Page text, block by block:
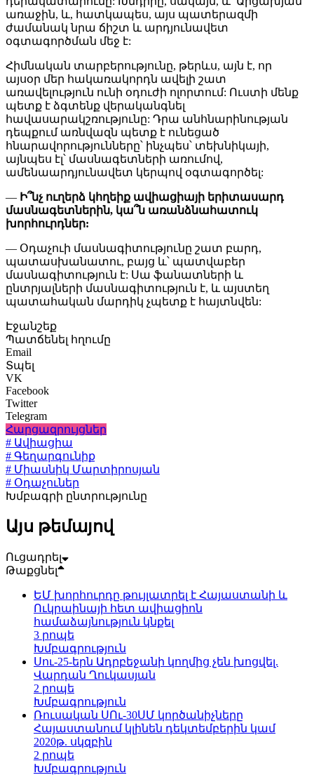
առաջին, և, հատկապես, այս պատերազմի
ժամանակ նրա ճիշտ և արդյունավետ
օգտագործման մեջ է:
Հիմնական տարբերությունը, թերևս, այն է, որ
այսօր մեր հակառակորդն ավելի շատ
առավելություն ունի օդուժի ոլորտում: Ուստի մենք
պետք է ձգտենք վերականգնել
հավասարակշռությունը: Դրա անհնարինության
դեպքում առնվազն պետք է ունեցած
հնարավորությունները՝ ինչպես՝ տեխնիկայի,
այնպես էլ՝ մասնագետների առումով,
ամենաարդյունավետ կերպով օգտագործել:
— Ի՞նչ ուղերձ կհղեիք ավիացիայի երիտասարդ
մասնագետներին, կա՞ն առանձնահատուկ
խորհուրդներ:
— Օդաչուի մասնագիտությունը շատ բարդ,
պատասխանատու, բայց և՝ պատվաբեր
մասնագիտություն է: Սա ֆանատների և
ընտրյալների մասնագիտություն է, և այստեղ
պատահական մարդիկ չպետք է հայտնվեն:
Էջանշեք
Պատճենել հղումը
Email
Տպել
VK
Facebook
Twitter
Telegram
Հարցազրույցներ
# Ավիացիա
# Գեղարգունիք
# Միասնիկ Մարտիրոսյան
# Օդաչուներ
Խմբագրի ընտրությունը
Այս թեմայով
Ուցադրել
Թաքցնել
ԵՄ խորհուրդը թույլատրել է Հայաստանի և
Ուկրաինայի հետ ավիացիոն
համաձայնություն կնքել
3 րոպե
Խմբագրություն
Սու-25-երն Ադրբեջանի կողմից չեն խոցվել.
Վարդան Ղուկասյան
2 րոպե
Խմբագրություն
Ռուսական ՍՈւ-30ՍՄ կործանիչները
Հայաստանում կլինեն դեկտեմբերին կամ
2020թ. սկզբին
2 րոպե
Խմբագրություն